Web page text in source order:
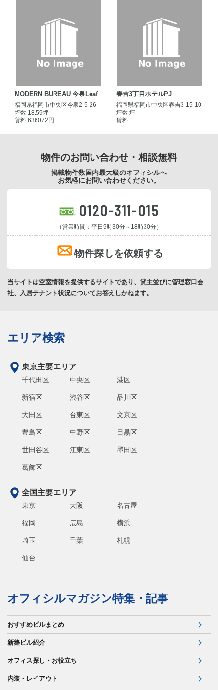
MODERN BUREAU 今泉Leaf
福岡県福岡市中央区今泉2-5-26
坪数 18.59坪
賃料 636072円
春吉3丁目ホテルPJ
福岡県福岡市中央区春吉3-15-10
坪数 坪
賃料
物件のお問い合わせ・相談無料
掲載物件数国内最大級のオフィシルへ
お気軽にお問い合わせください。
0120-311-015
（営業時間：平日9時30分～18時30分）
物件探しを依頼する
当サイトは空室情報を提供するサイトであり、貸主並びに管理窓口会
社、入居テナント状況についてお答えしかねます。
エリア検索
東京主要エリア
千代田区 中央区 港区
新宿区 渋谷区 品川区
大田区 台東区 文京区
豊島区 中野区 目黒区
世田谷区 江東区 墨田区
葛飾区
全国主要エリア
東京 大阪 名古屋
福岡 広島 横浜
埼玉 千葉 札幌
仙台
オフィシルマガジン特集・記事
おすすめビルまとめ
新築ビル紹介
オフィス探し・お役立ち
内装・レイアウト